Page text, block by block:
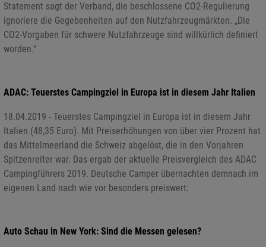
Statement sagt der Verband, die beschlossene CO2-Regulierung
ignoriere die Gegebenheiten auf den Nutzfahrzeugmärkten. „Die
CO2-Vorgaben für schwere Nutzfahrzeuge sind willkürlich definiert
worden.“
ADAC: Teuerstes Campingziel in Europa ist in diesem Jahr Italien
18.04.2019 - Teuerstes Campingziel in Europa ist in diesem Jahr
Italien (48,35 Euro). Mit Preiserhöhungen von über vier Prozent hat
das Mittelmeerland die Schweiz abgelöst, die in den Vorjahren
Spitzenreiter war. Das ergab der aktuelle Preisvergleich des ADAC
Campingführers 2019. Deutsche Camper übernachten demnach im
eigenen Land nach wie vor besonders preiswert:
Auto Schau in New York: Sind die Messen gelesen?